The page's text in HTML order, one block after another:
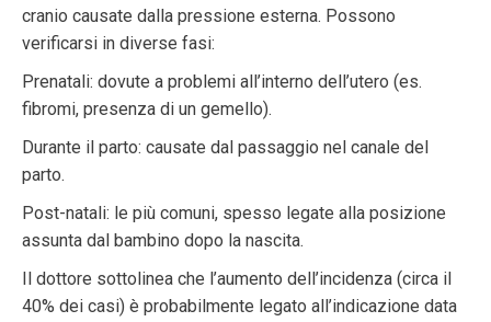
cranio causate dalla pressione esterna. Possono
verificarsi in diverse fasi:
Prenatali: dovute a problemi all’interno dell’utero (es.
fibromi, presenza di un gemello).
Durante il parto: causate dal passaggio nel canale del
parto.
Post-natali: le più comuni, spesso legate alla posizione
assunta dal bambino dopo la nascita.
Il dottore sottolinea che l’aumento dell’incidenza (circa il
40% dei casi) è probabilmente legato all’indicazione data